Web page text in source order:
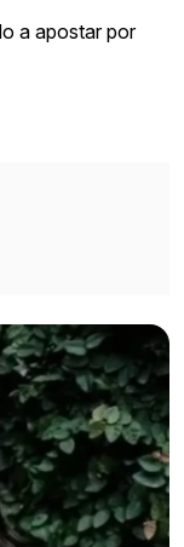
a apostar por